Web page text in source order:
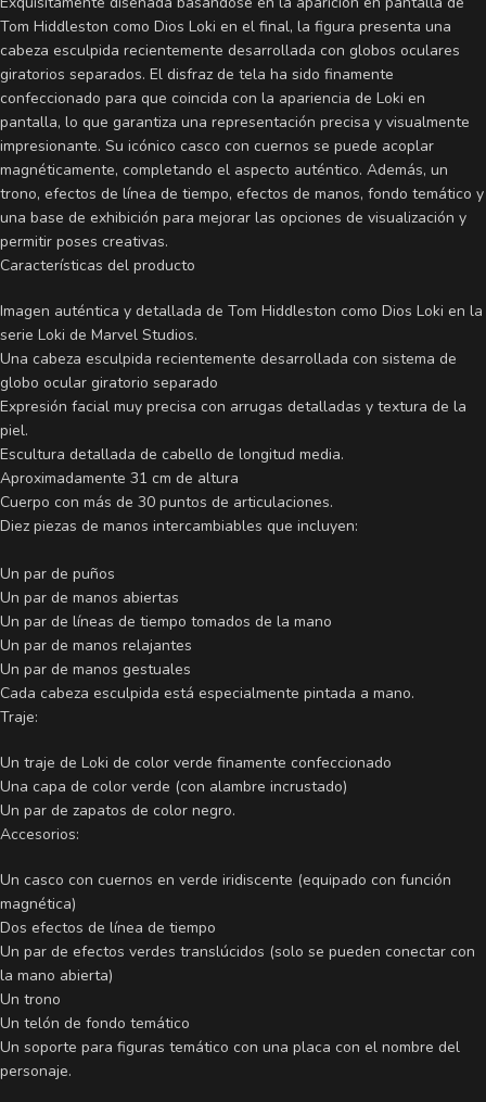
Tom Hiddleston como Dios Loki en el final, la figura presenta una
cabeza esculpida recientemente desarrollada con globos oculares
giratorios separados. El disfraz de tela ha sido finamente
confeccionado para que coincida con la apariencia de Loki en
pantalla, lo que garantiza una representación precisa y visualmente
impresionante. Su icónico casco con cuernos se puede acoplar
magnéticamente, completando el aspecto auténtico. Además, un
trono, efectos de línea de tiempo, efectos de manos, fondo temático y
una base de exhibición para mejorar las opciones de visualización y
permitir poses creativas.
Características del producto
Imagen auténtica y detallada de Tom Hiddleston como Dios Loki en la
serie Loki de Marvel Studios.
Una cabeza esculpida recientemente desarrollada con sistema de
globo ocular giratorio separado
Expresión facial muy precisa con arrugas detalladas y textura de la
piel.
Escultura detallada de cabello de longitud media.
Aproximadamente 31 cm de altura
Cuerpo con más de 30 puntos de articulaciones.
Diez piezas de manos intercambiables que incluyen:
Un par de puños
Un par de manos abiertas
Un par de líneas de tiempo tomados de la mano
Un par de manos relajantes
Un par de manos gestuales
Cada cabeza esculpida está especialmente pintada a mano.
Traje:
Un traje de Loki de color verde finamente confeccionado
Una capa de color verde (con alambre incrustado)
Un par de zapatos de color negro.
Accesorios:
Un casco con cuernos en verde iridiscente (equipado con función
magnética)
Dos efectos de línea de tiempo
Un par de efectos verdes translúcidos (solo se pueden conectar con
la mano abierta)
Un trono
Un telón de fondo temático
Un soporte para figuras temático con una placa con el nombre del
personaje.